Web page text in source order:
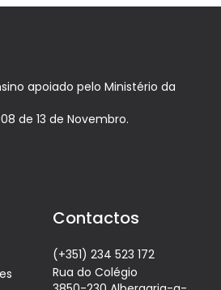
apoiado pelo Ministério da
de 13 de Novembro.
Contactos
(+351) 234 523 172
Rua do Colégio